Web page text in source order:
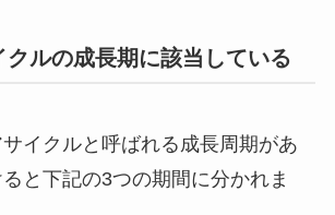
クルの成長期に該当している
イクルと呼ばれる成長周期があ
と下記の3つの期間に分かれま